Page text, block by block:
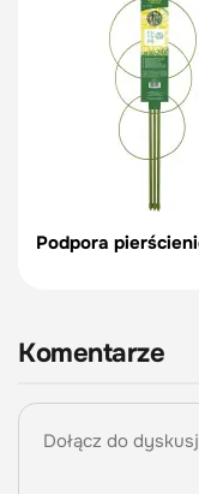
Podpora
Komentarze